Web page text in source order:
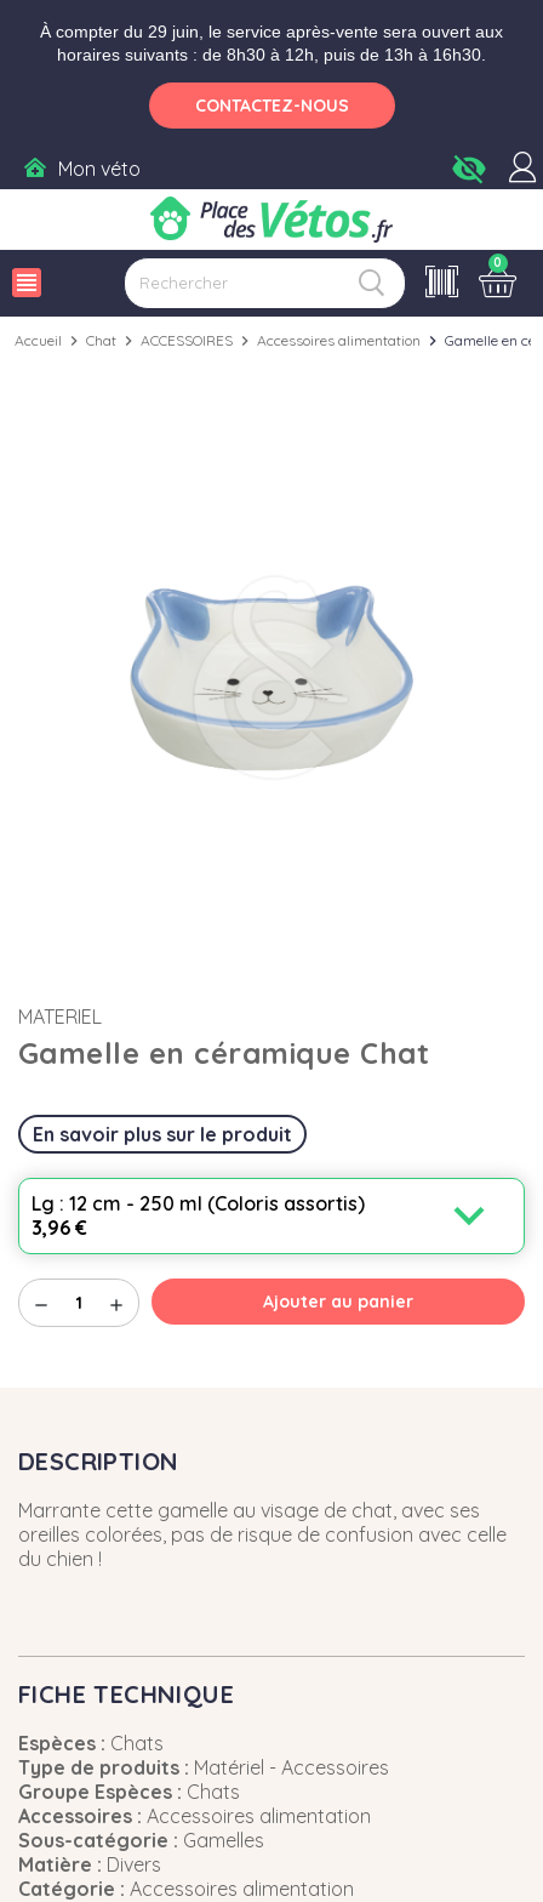
À compter du 29 juin, le service après-vente sera ouvert aux
horaires suivants : de 8h30 à 12h, puis de 13h à 16h30.
CONTACTEZ-NOUS
Mon véto visibility_off
view_headline
0
Accueil chevron_right Chat chevron_right ACCESSOIRES chevron_right Accessoires alimentation chevron_right Gamelle en
MATERIEL
Gamelle en céramique Chat
En savoir plus sur le produit
Lg : 12 cm - 250 ml (Coloris assortis)
3,96 €
expand_more
remove add Ajouter au panier
DESCRIPTION
Marrante cette gamelle au visage de chat, avec ses
oreilles colorées, pas de risque de confusion avec celle
du chien !
FICHE TECHNIQUE
Espèces : Chats
Type de produits : Matériel - Accessoires
Groupe Espèces : Chats
Accessoires : Accessoires alimentation
Sous-catégorie : Gamelles
Matière : Divers
Catégorie : Accessoires alimentation